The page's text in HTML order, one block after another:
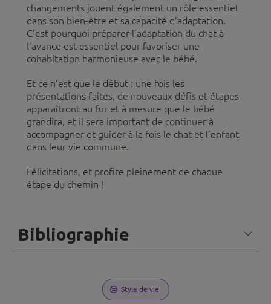
changements jouent également un rôle essentiel
dans son bien-être et sa capacité d’adaptation.
C’est pourquoi préparer l’adaptation du chat à
l’avance est essentiel pour favoriser une
cohabitation harmonieuse avec le bébé.
Et ce n’est que le début : une fois les
présentations faites, de nouveaux défis et étapes
apparaîtront au fur et à mesure que le bébé
grandira, et il sera important de continuer à
accompagner et guider à la fois le chat et l’enfant
dans leur vie commune.
Félicitations, et profite pleinement de chaque
étape du chemin !
Bibliographie
Style de vie